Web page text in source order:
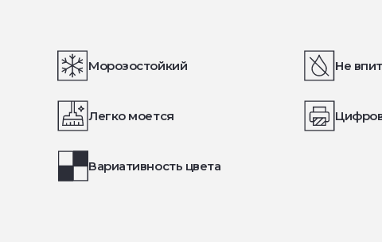
Морозостойкий Не
Легко моется
Вариативность цвета